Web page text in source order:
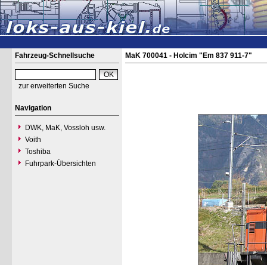
Fahrzeug-Schnellsuche
zur erweiterten Suche
Navigation
DWK, MaK, Vossloh usw.
Voith
Toshiba
Fuhrpark-Übersichten
MaK 700041 - Holcim "Em 837 911-7"